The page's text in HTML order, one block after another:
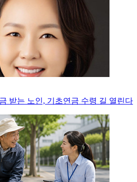
받는 노인, 기초연금 수령 길 열린다